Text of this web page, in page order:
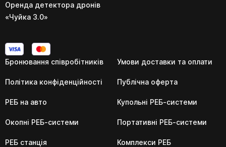
Оренда детектора дронів
«Чуйка 3.0»
Бронювання співробітників Умови доставки та оплати
Політика конфіденційності Публічна оферта
РЕБ на авто Купольні РЕБ-системи
Окопні РЕБ-системи Портативні РЕБ-системи
РЕБ станція Комплекси РЕБ